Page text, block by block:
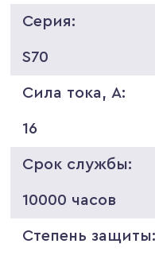
Серия:
S70
Сила тока, A:
16
Срок службы:
10000 часов
Степень защиты: